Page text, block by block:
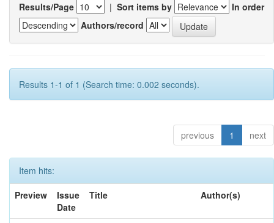
Results/Page | Sort items by
In order
Authors/record
Results 1-1 of 1 (Search time: 0.002 seconds).
previous 1 next
Item hits:
Preview
Issue
Date
Title Author(s)